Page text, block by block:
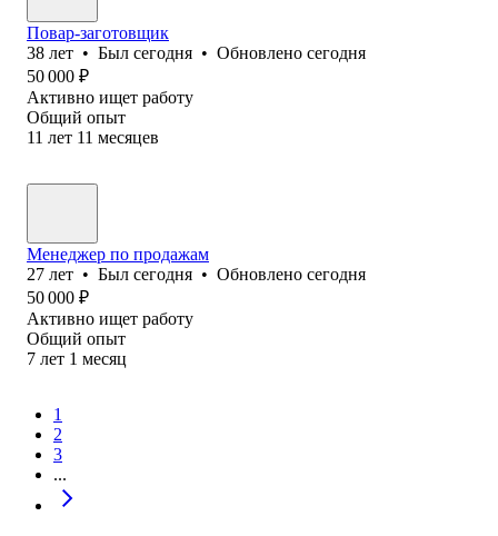
Повар-заготовщик
38 лет • Был сегодня • Обновлено сегодня
50 000 ₽
Активно ищет работу
Общий опыт
11 лет 11 месяцев
Менеджер по продажам
27 лет • Был сегодня • Обновлено сегодня
50 000 ₽
Активно ищет работу
Общий опыт
7 лет 1 месяц
1
2
3
...